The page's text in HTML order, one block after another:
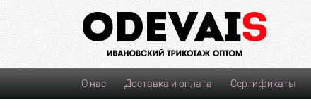
О нас Доставка и оплата Сертификаты